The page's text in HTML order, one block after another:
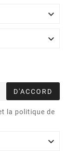


D'ACCORD
la politique de
